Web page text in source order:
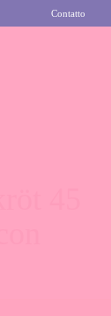
Contatto